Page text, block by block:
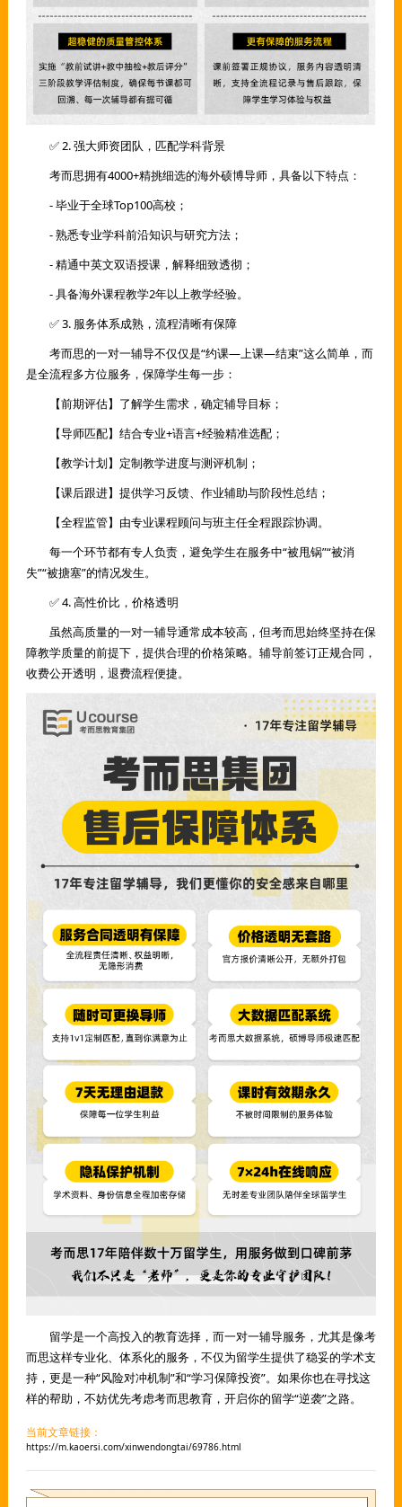
✅ 2. 强大师资团队，匹配学科背景
考而思拥有4000+精挑细选的海外硕博导师，具备以下特点：
- 毕业于全球Top100高校；
- 熟悉专业学科前沿知识与研究方法；
- 精通中英文双语授课，解释细致透彻；
- 具备海外课程教学2年以上教学经验。
✅ 3. 服务体系成熟，流程清晰有保障
考而思的一对一辅导不仅仅是“约课—上课—结束”这么简单，而
是全流程多方位服务，保障学生每一步：
【前期评估】了解学生需求，确定辅导目标；
【导师匹配】结合专业+语言+经验精准选配；
【教学计划】定制教学进度与测评机制；
【课后跟进】提供学习反馈、作业辅助与阶段性总结；
【全程监管】由专业课程顾问与班主任全程跟踪协调。
每一个环节都有专人负责，避免学生在服务中“被甩锅”“被消
失”“被搪塞”的情况发生。
✅ 4. 高性价比，价格透明
虽然高质量的一对一辅导通常成本较高，但考而思始终坚持在保
障教学质量的前提下，提供合理的价格策略。辅导前签订正规合同，
收费公开透明，退费流程便捷。
留学是一个高投入的教育选择，而一对一辅导服务，尤其是像考
而思这样专业化、体系化的服务，不仅为留学生提供了稳妥的学术支
持，更是一种“风险对冲机制”和“学习保障投资”。如果你也在寻找这
样的帮助，不妨优先考虑考而思教育，开启你的留学“逆袭”之路。
当前文章链接：
https://m.kaoersi.com/xinwendongtai/69786.html